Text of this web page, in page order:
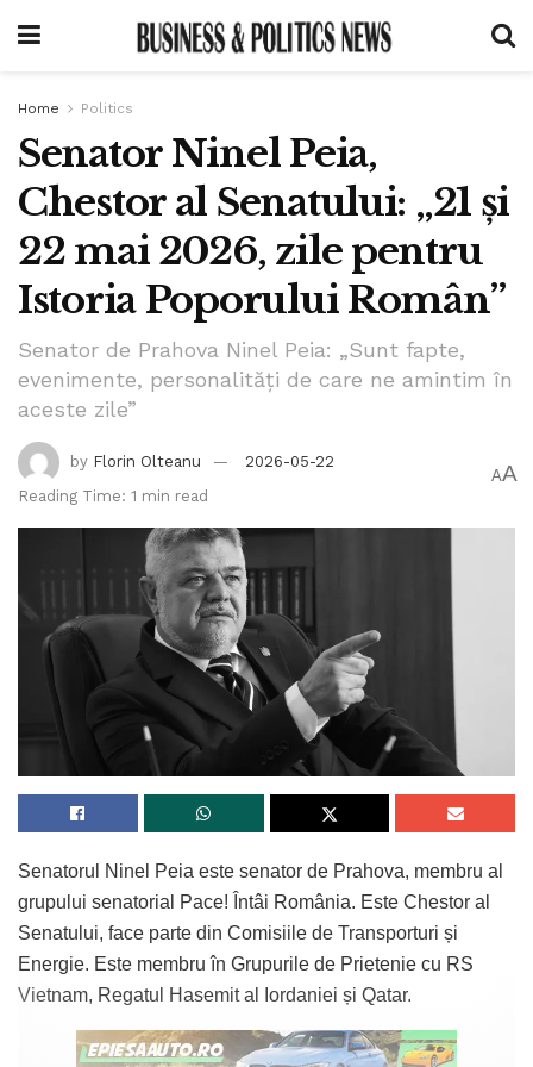
Home Politics
Senator Ninel Peia,
Chestor al Senatului: „21 și
22 mai 2026, zile pentru
Istoria Poporului Român”
Senator de Prahova Ninel Peia: „Sunt fapte,
evenimente, personalități de care ne amintim în
aceste zile”
by Florin Olteanu
2026-05-22
Reading Time: 1 min read
AA
Senatorul Ninel Peia este senator de Prahova, membru al
grupului senatorial Pace! Întâi România. Este Chestor al
Senatului, face parte din Comisiile de Transporturi și
Energie. Este membru în Grupurile de Prietenie cu RS
Vietnam, Regatul Hasemit al Iordaniei și Qatar.